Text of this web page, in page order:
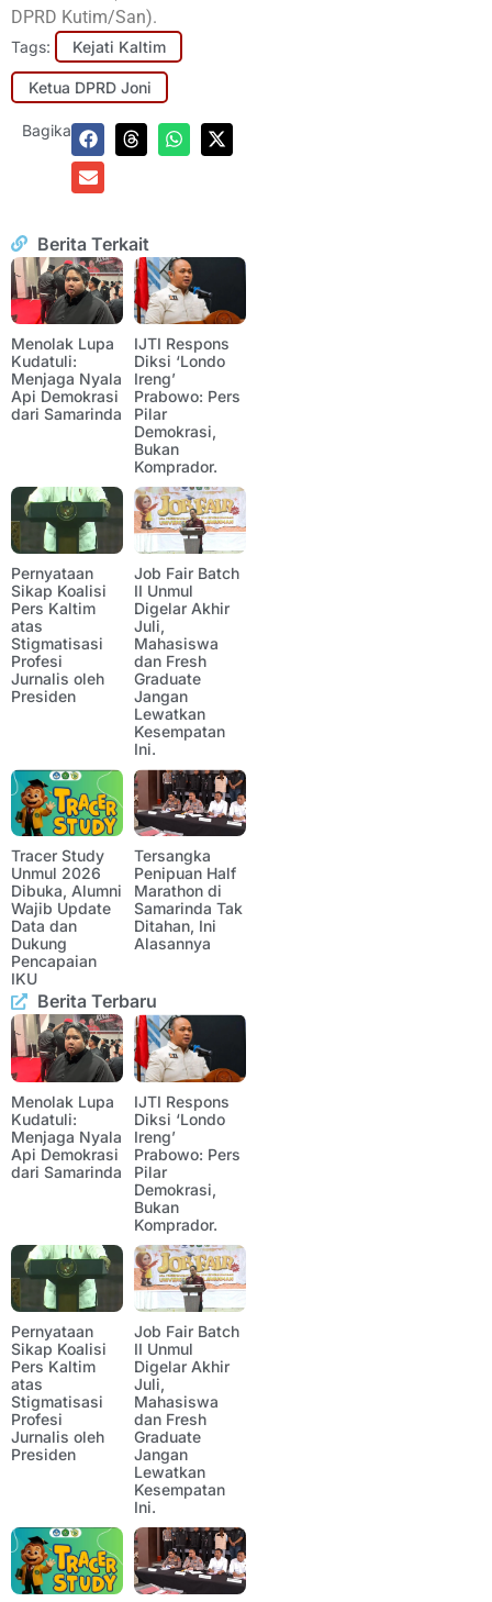
DPRD Kutim/San).
Tags: Kejati Kaltim
Ketua DPRD Joni
Bagikan:
Berita Terkait
Menolak Lupa
Kudatuli:
Menjaga Nyala
Api Demokrasi
dari Samarinda
IJTI Respons
Diksi ‘Londo
Ireng’
Prabowo: Pers
Pilar
Demokrasi,
Bukan
Komprador.
Pernyataan
Sikap Koalisi
Pers Kaltim
atas
Stigmatisasi
Profesi
Jurnalis oleh
Presiden
Job Fair Batch
II Unmul
Digelar Akhir
Juli,
Mahasiswa
dan Fresh
Graduate
Jangan
Lewatkan
Kesempatan
Ini.
Tracer Study
Unmul 2026
Dibuka, Alumni
Wajib Update
Data dan
Dukung
Pencapaian
IKU
Tersangka
Penipuan Half
Marathon di
Samarinda Tak
Ditahan, Ini
Alasannya
Berita Terbaru
Menolak Lupa
Kudatuli:
Menjaga Nyala
Api Demokrasi
dari Samarinda
IJTI Respons
Diksi ‘Londo
Ireng’
Prabowo: Pers
Pilar
Demokrasi,
Bukan
Komprador.
Pernyataan
Sikap Koalisi
Pers Kaltim
atas
Stigmatisasi
Profesi
Jurnalis oleh
Presiden
Job Fair Batch
II Unmul
Digelar Akhir
Juli,
Mahasiswa
dan Fresh
Graduate
Jangan
Lewatkan
Kesempatan
Ini.